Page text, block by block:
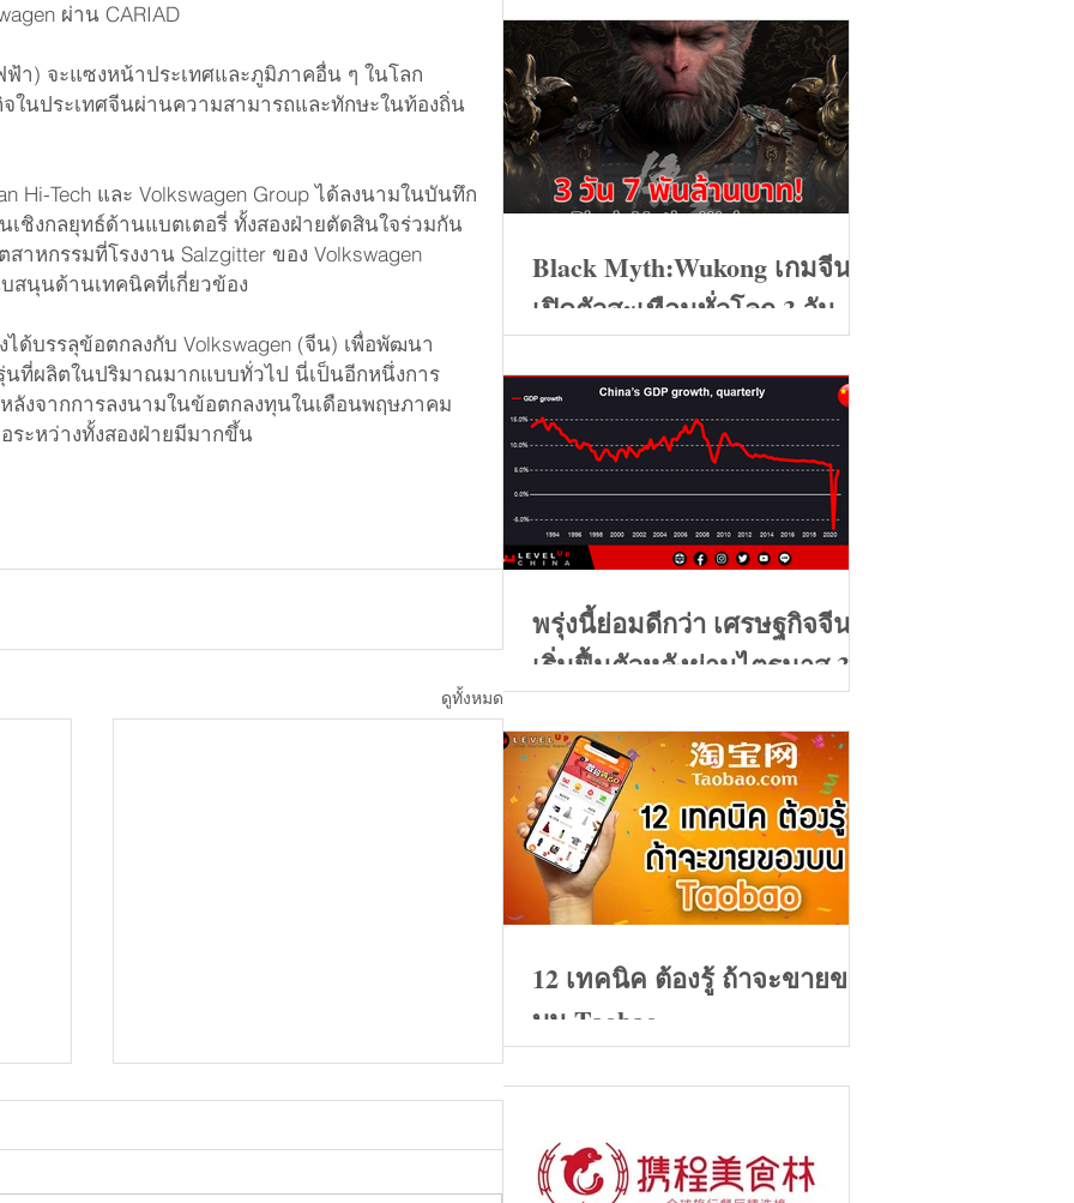
Black Myth:Wukong เกมจีน
เปิดตัวสะเทือนทั่วโลก 3 วัน 7
พรุ่งนี้ย่อมดีกว่า เศรษฐกิจจีน
เริ่มฟื้นตัวหลังผ่านไตรมาส 3
12 เทคนิค ต้องรู้ ถ้าจะขายของ
บน Taobao
ผ่าน CARIAD
า) จะแซงหน้าประเทศและภูมิภาคอื่น ๆ ในโลก
ในประเทศจีนผ่านความสามารถและทักษะในท้องถิ่น
Hi-Tech และ Volkswagen Group ได้ลงนามในบันทึก
เชิงกลยุทธ์ด้านแบตเตอรี่ ทั้งสองฝ่ายตัดสินใจร่วมกัน
าหกรรมที่โรงงาน Salzgitter ของ Volkswagen
บสนุนด้านเทคนิคที่เกี่ยวข้อง
ได้บรรลุข้อตกลงกับ Volkswagen (จีน) เพื่อพัฒนา
นที่ผลิตในปริมาณมากแบบทั่วไป นี่เป็นอีกหนึ่งการ
ลังจากการลงนามในข้อตกลงทุนในเดือนพฤษภาคม
ระหว่างทั้งสองฝ่ายมีมากขึ้น
ดูทั้งหมด